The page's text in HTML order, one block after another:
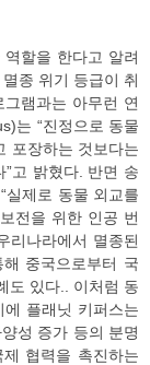
할을 한다고 알려
종 위기 등급이 취
램과는 아무런 연
는 “진정으로 동물
포장하는 것보다는
고 밝혔다. 반면 송
실제로 동물 외교를
전을 위한 인공 번
리나라에서 멸종된
중국으로부터 국
도 있다.. 이처럼 동
플래닛 키퍼스는
성 증가 등의 분명
협력을 촉진하는